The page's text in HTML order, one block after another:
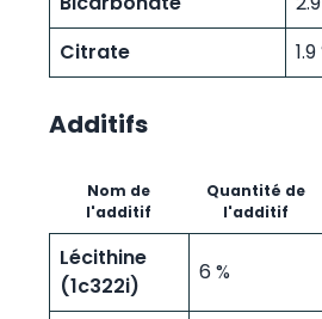
Citrate
1.9
Additifs
Nom de
l'additif
Quantité de
l'additif
Lécithine
(1c322i)
6 %